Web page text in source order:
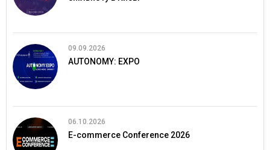
09.09.2026
AUTONOMY: EXPO
06.10.2026
E-commerce Conference 2026